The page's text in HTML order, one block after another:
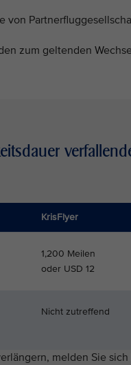
von
zum geltenden
KrisFlyer
1,200 Meilen
oder USD 12
Nicht zutreffend
melden Sie sich